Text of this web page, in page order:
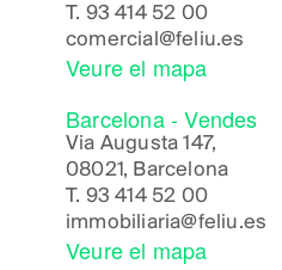
T. 93 414 52 00
comercial@feliu.es
Veure el mapa
Barcelona - Vendes
Via Augusta 147,
08021, Barcelona
T. 93 414 52 00
immobiliaria@feliu.es
Veure el mapa